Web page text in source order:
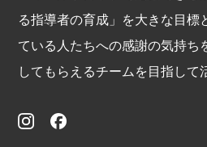
る指導者の育成」を大きな目標
ている人たちへの感謝の気持ち
してもらえるチームを目指して